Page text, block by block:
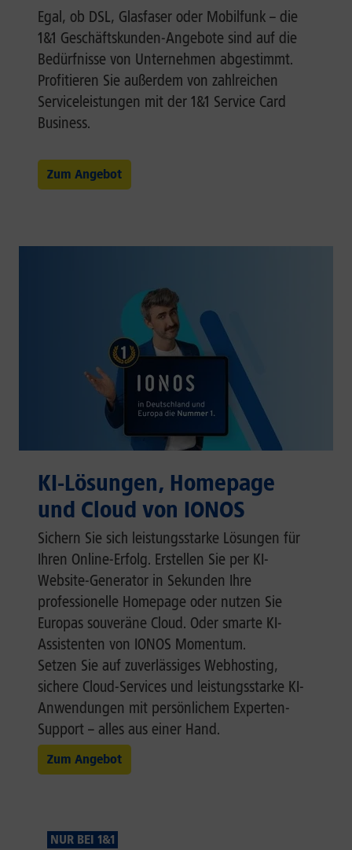
Egal, ob DSL, Glasfaser oder Mobilfunk – die
1&1 Geschäftskunden-Angebote sind auf die
Bedürfnisse von Unternehmen abgestimmt.
Profitieren Sie außerdem von zahlreichen
Serviceleistungen mit der 1&1 Service Card
Business.
Zum Angebot
KI-Lösungen, Homepage
und Cloud von IONOS
Sichern Sie sich leistungsstarke Lösungen für
Ihren Online-Erfolg. Erstellen Sie per KI-
Website-Generator in Sekunden Ihre
professionelle Homepage oder nutzen Sie
Europas souveräne Cloud. Oder smarte KI-
Assistenten von IONOS Momentum.
Setzen Sie auf zuverlässiges Webhosting,
sichere Cloud-Services und leistungsstarke KI-
Anwendungen mit persönlichem Experten-
Support – alles aus einer Hand.
Zum Angebot
NUR BEI 1&1